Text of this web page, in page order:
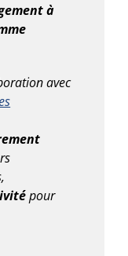
à
avec
pour